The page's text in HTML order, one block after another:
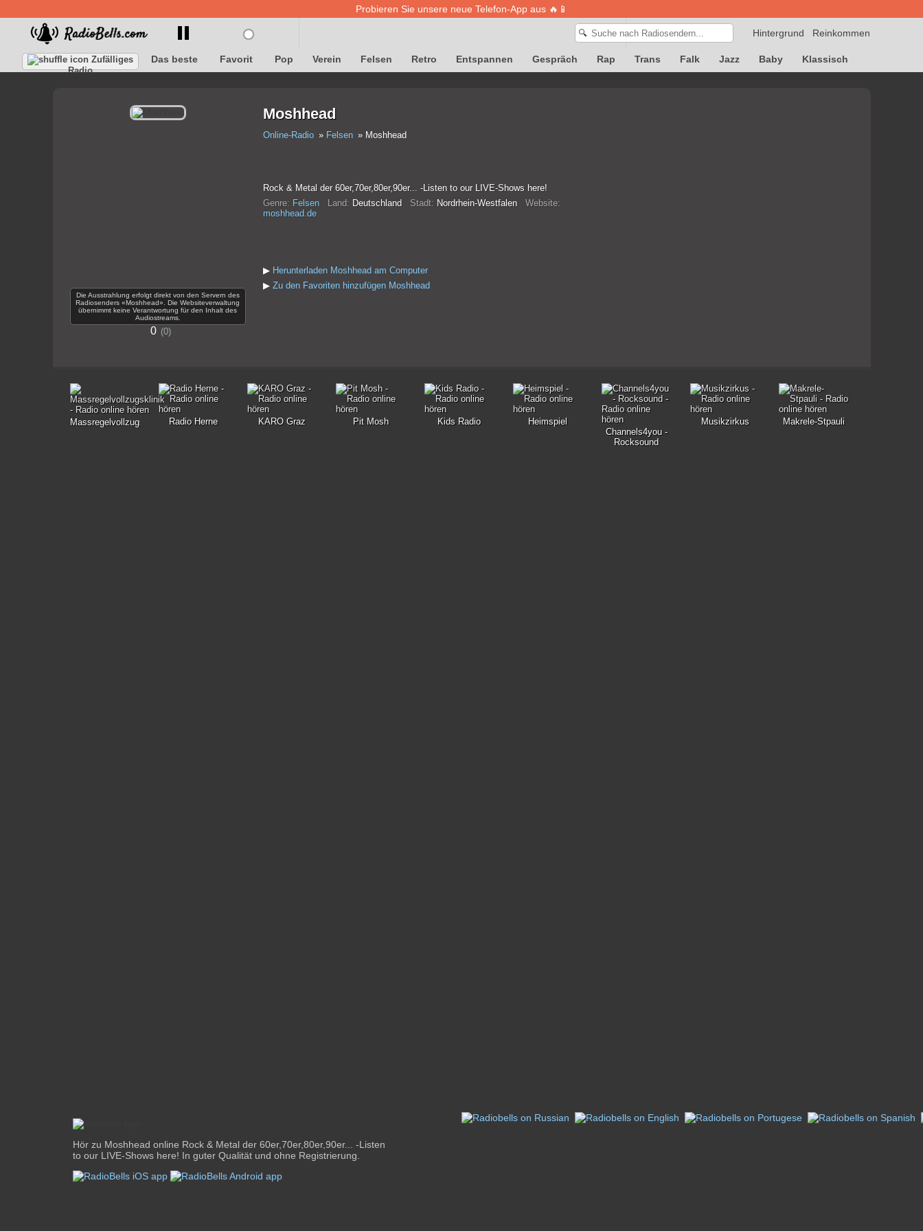
Probieren Sie unsere neue Telefon-App aus 🔥📱
Reinkommen
Hintergrund
🔍
Zufälliges
Radio
Das beste Favorit Pop Verein Felsen Retro Entspannen Gespräch Rap Trans Falk Jazz Baby Klassisch
Die Ausstrahlung erfolgt direkt von den Servern des
Radiosenders «Moshhead». Die Websiteverwaltung
übernimmt keine Verantwortung für den Inhalt des
Audiostreams.
0 0
Moshhead
Online-Radio Felsen Moshhead
Rock & Metal der 60er,70er,80er,90er... -Listen to our LIVE-Shows here!
Genre: Felsen Land: Deutschland Stadt: Nordrhein-Westfalen Website:
moshhead.de
▶ Herunterladen Moshhead am Computer
▶ Zu den Favoriten hinzufügen Moshhead
Massregelvollzugsklinik Radio Herne KARO Graz Pit Mosh Kids Radio
Heimspiel
Channels4you -
Rocksound
Musikzirkus Makrele-Stpauli
Hör zu Moshhead online Rock & Metal der 60er,70er,80er,90er... -Listen
to our LIVE-Shows here! In guter Qualität und ohne Registrierung.